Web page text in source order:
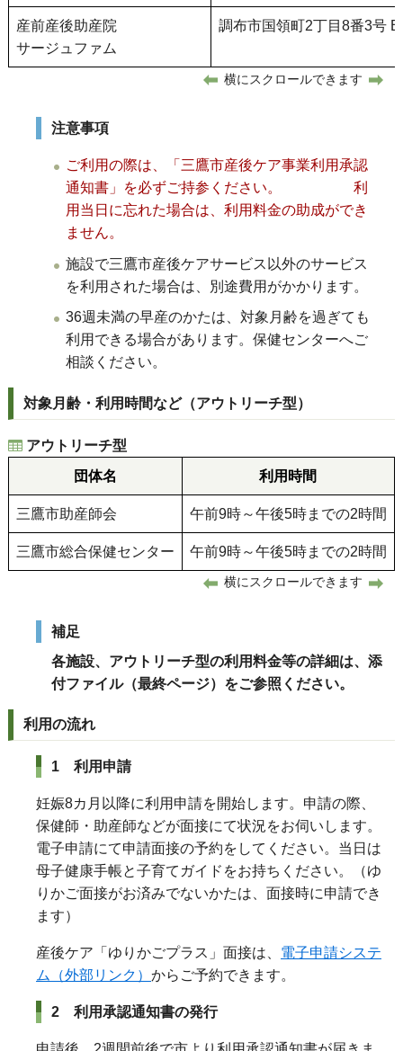
産前産後助産院
サージュファム
調布市国領町2丁目8番3号
横にスクロールできます
注意事項
ご利用の際は 、「三鷹市産後ケア事業利用承認
通知書」を必ずご持参ください。利
用当日に忘れた場合は、利用料金の助成ができ
ません。
施設で三鷹市産後ケアサービス以外のサービス
を利用された場合は、別途費用がかかります。
36週未満の早産のかたは、対象月齢を過ぎても
利用できる場合があります。保健センターへご
相談ください。
対象月齢・利用時間など（アウトリーチ型）
アウトリーチ型
団体名
利用時間
三鷹市助産師会 午前9時～午後5時までの2時間
三鷹市総合保健センター 午前9時～午後5時までの2時間
横にスクロールできます
補足
各施設、アウトリーチ型の利用料金等の詳細は、添
付ファイル（最終ページ）をご参照ください。
利用の流れ
1 利用申請
妊娠8カ月以降に利用申請を開始します。申請の際、
保健師・助産師などが面接にて状況をお伺いします。
電子申請にて申請面接の予約をしてください。当日は
母子健康手帳と子育てガイドをお持ちください。（ゆ
りかご面接がお済みでないかたは、面接時に申請でき
ます）
産後ケア「ゆりかごプラス」面接は、 電子申請システ
ム（外部リンク） からご予約できます。
2 利用承認通知書の発行